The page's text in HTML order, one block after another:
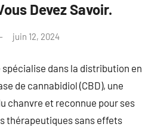
Devez Savoir.
juin 12, 2024
spécialise dans la distribution en
de cannabidiol (CBD), une
chanvre et reconnue pour ses
thérapeutiques sans effets